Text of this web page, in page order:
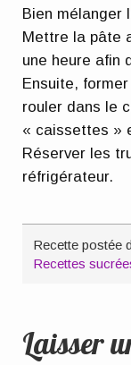
Bien mélanger
Mettre la pâte
une heure afin
Ensuite,
rouler dans le
« caissettes »
Réserver les
réfrigérateur.
Recette postée
Recettes
Laisser